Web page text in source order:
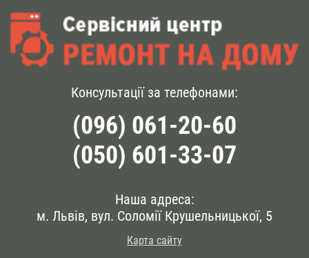
Консультації за телефонами:
(096) 061-20-60
(050) 601-33-07
Наша адреса:
м. Львів, вул. Соломії Крушельницької, 5
Карта сайту